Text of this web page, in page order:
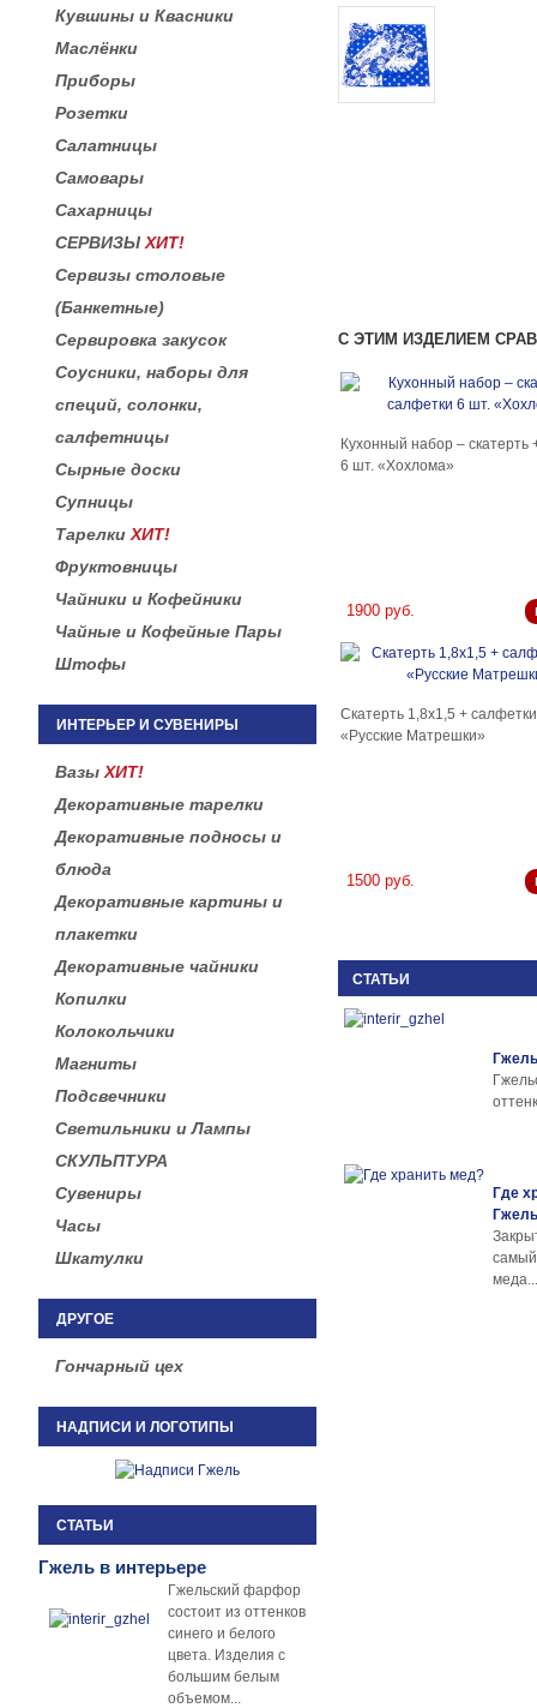
Кувшины и Квасники
Маслёнки
Приборы
Розетки
Салатницы
Самовары
Сахарницы
СЕРВИЗЫ ХИТ!
Сервизы столовые
(Банкетные)
Сервировка закусок
Соусники, наборы для
специй, солонки,
салфетницы
Сырные доски
Супницы
Тарелки ХИТ!
Фруктовницы
Чайники и Кофейники
Чайные и Кофейные Пары
Штофы
ИНТЕРЬЕР И СУВЕНИРЫ
Вазы ХИТ!
Декоративные тарелки
Декоративные подносы и
блюда
Декоративные картины и
плакетки
Декоративные чайники
Копилки
Колокольчики
Магниты
Подсвечники
Светильники и Лампы
СКУЛЬПТУРА
Сувениры
Часы
Шкатулки
ДРУГОЕ
Гончарный цех
НАДПИСИ И ЛОГОТИПЫ
СТАТЬИ
Гжель в интерьере
Гжельский фарфор
состоит из оттенков
синего и белого
цвета. Изделия с
большим белым
объемом...
С ЭТИМ ИЗДЕЛИЕМ
Кухонный набор – скатерть
6 шт. «Хохлома»
1900 руб.
Скатерть 1,8х1,5 +
«Русские Матрешки»
1500 руб.
СТАТЬИ
Где
Гжель
меда...